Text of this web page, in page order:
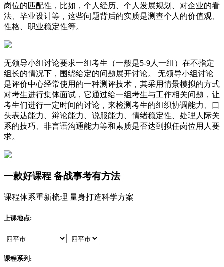
岗位的匹配性，比如，个人经历、个人发展规划、对企业的看
法、毕业设计等，这些问题背后的实质是测查个人的价值观、
性格、职业稳定性等。
无领导小组讨论要求一组考生（一般是5-9人一组）在不指定
组长的情况下，围绕给定的问题展开讨论。 无领导小组讨论
是评价中心经常使用的一种测评技术，其采用情景模拟的方式
对考生进行集体面试，它通过给一组考生与工作相关问题，让
考生们进行一定时间的讨论，来检测考生的组织协调能力、口
头表达能力、辩论能力、说服能力、情绪稳定性、处理人际关
系的技巧、非言语沟通能力等和素质是否达到拟任岗位用人要
求。
一款好课程 备战事考有方法
课程体系重新梳理 量身打造科学方案
上课地点:
课程系列: